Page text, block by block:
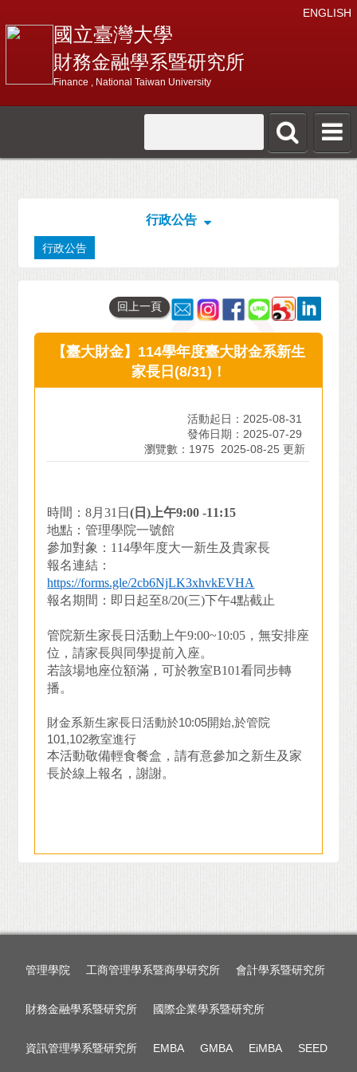
ENGLISH
國立臺灣大學
財務金融學系暨研究所
Finance , National Taiwan University
行政公告
行政公告
回上一頁
【臺大財金】114學年度臺大財金系新生
家長日(8/31)！
活動起日：2025-08-31
發佈日期：2025-07-29
瀏覽數：1975
2025-08-25 更新
時間：8月31日( 日)上午9:00 -11:15
地點：管理學院一號館
參加對象：114學年度大一新生及貴家長
報名連結：
https://forms.gle/2cb6NjLK3xhvkEVHA
報名期間：即日起至8/20(三)下午4點截止
管院新生家長日活動上午9:00~10:05，無安排座
位，請家長與同學提前入座。
若該場地座位額滿，可於教室B101看同步轉
播。
財金系新生家長日活動於10:05開始,於管院
101,102教室進行
本活動敬備輕食餐盒，請有意參加之新生及家
長於線上報名，謝謝。
管理學院 工商管理學系暨商學研究所 會計學系暨研究所
財務金融學系暨研究所 國際企業學系暨研究所
資訊管理學系暨研究所 EMBA GMBA EiMBA SEED